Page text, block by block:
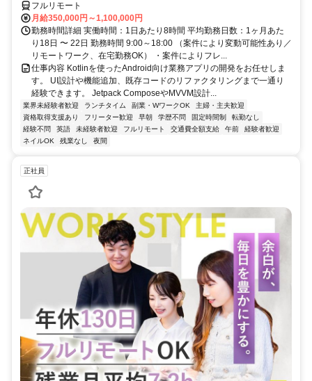
フルリモート
月給350,000円～1,100,000円
勤務時間詳細 実働時間：1日あたり8時間 平均勤務日数：1ヶ月あた
り18日 〜 22日 勤務時間 9:00～18:00 （案件により変動可能性あり／
リモートワーク、在宅勤務OK） ・案件によりフレ...
仕事内容 Kotlinを使ったAndroid向け業務アプリの開発をお任せしま
す。 UI設計や機能追加、既存コードのリファクタリングまで一通り
経験できます。 Jetpack ComposeやMVVM設計...
業界未経験者歓迎 ランチタイム 副業・WワークOK
主婦・主夫歓迎
資格取得支援あり
フリーター歓迎 早朝 学歴不問 固定時間制
転勤なし
経験不問
英語 未経験者歓迎 フルリモート 交通費全額支給 午前
経験者歓迎
ネイルOK
残業なし 夜間
正社員